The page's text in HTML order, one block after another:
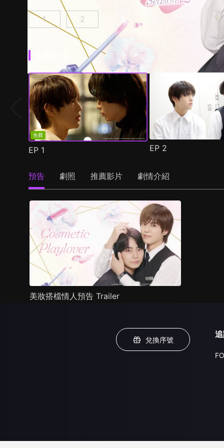
美妝搭檔情人 第1集
1 美妝搭檔情人 第2季 第1集
2
免費
EP 1 EP 2
預告 劇照 推薦影片 劇情介紹
美妝搭檔情人預告 Trailer
兌換序號